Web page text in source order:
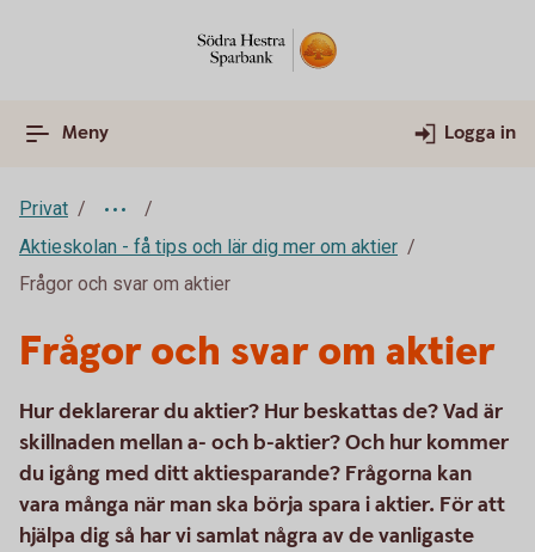
Meny Logga in
Privat
Aktieskolan - få tips och lär dig mer om aktier
Frågor och svar om aktier
Frågor och svar om aktier
Hur deklarerar du aktier? Hur beskattas de? Vad är
skillnaden mellan a- och b-aktier? Och hur kommer
du igång med ditt aktiesparande? Frågorna kan
vara många när man ska börja spara i aktier. För att
hjälpa dig så har vi samlat några av de vanligaste